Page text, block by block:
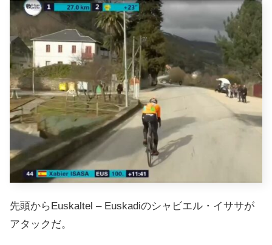
先頭からEuskaltel – Euskadiのシャビエル・イササが
アタックだ。